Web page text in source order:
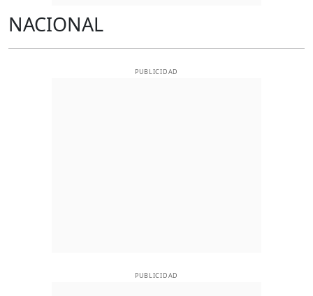
NACIONAL
PUBLICIDAD
PUBLICIDAD